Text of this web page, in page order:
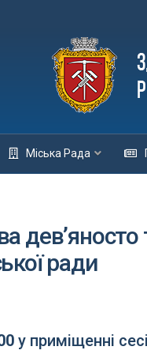
Міська Рада
дев’яносто
ради
у приміщенні